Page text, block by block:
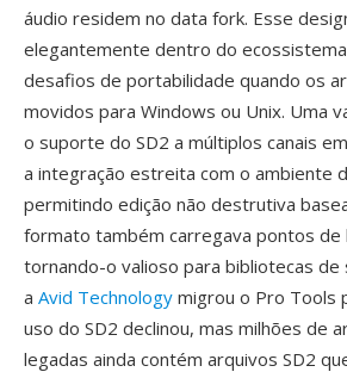
áudio residem no data fork. Esse
elegantemente dentro do ecossistema
desafios de portabilidade quando os
movidos para Windows ou Unix. Uma
o suporte do SD2 a múltiplos canais
a integração estreita com o ambiente
permitindo edição não destrutiva
formato também carregava pontos de
tornando-o valioso para bibliotecas de
a Avid Technology migrou o Pro Tools
uso do SD2 declinou, mas milhões de
legadas ainda contém arquivos SD2